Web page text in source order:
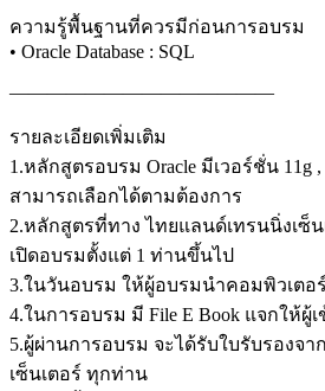
ความรู้พื้นฐานที่ควรมีก่อนการอบรม
• Oracle Database : SQL
——————————————
รายละเอียดเพิ่มเติม
1.หลักสูตรอบรม Oracle มีเวอร์ชั่น 11g ,
สามารถเลือกได้ตามต้องการ
2.หลักสูตรที่ทาง ไทยแลนด์เทรนนิ่งเซ็
เปิดอบรมตั้งแต่ 1 ท่านขึ้นไป
3.ในวันอบรม ให้ผู้อบรมนำคอมพิวเตอ
4.ในการอบรม มี File E Book แจกให้ผู้
5.ผู้ผ่านการอบรม จะได้รับใบรับรองจ
เซ็นเตอร์ ทุกท่าน